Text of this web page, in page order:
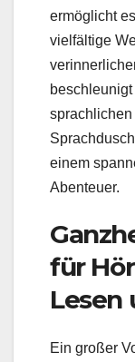
ermöglicht
vielfältige
einem
Abenteuer.
für
Lesen
Ein großer